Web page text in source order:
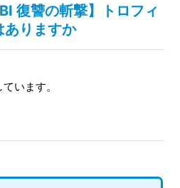
】取扱説明書（マニュアル）は
】シェア機能に対応しています
りますか）
】ゲームが難しいのですが、何
復讐の斬撃】トロフィ
ありますか
います。